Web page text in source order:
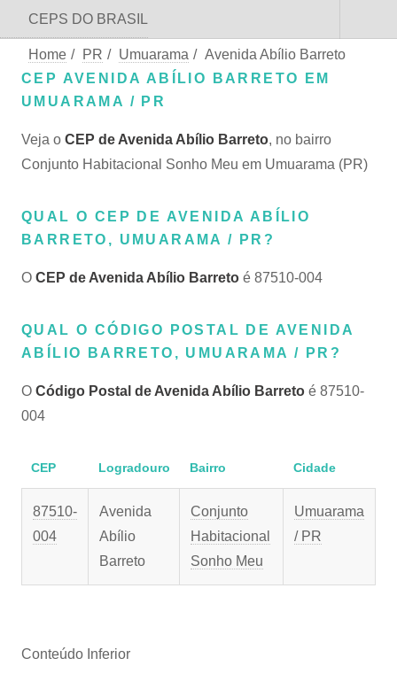
CEPS DO BRASIL
Home / PR / Umuarama / Avenida Abílio Barreto
CEP AVENIDA ABÍLIO BARRETO EM
UMUARAMA / PR
Veja o CEP de Avenida Abílio Barreto, no bairro
Conjunto Habitacional Sonho Meu em Umuarama (PR)
QUAL O CEP DE AVENIDA ABÍLIO
BARRETO, UMUARAMA / PR?
O CEP de Avenida Abílio Barreto é 87510-004
QUAL O CÓDIGO POSTAL DE AVENIDA
ABÍLIO BARRETO, UMUARAMA / PR?
O Código Postal de Avenida Abílio Barreto é 87510-
004
CEP Logradouro Bairro Cidade
87510-
004
Avenida
Abílio
Barreto
Conjunto
Habitacional
Sonho Meu
Umuarama
/ PR
Conteúdo Inferior